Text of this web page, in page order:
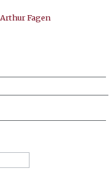
Arthur Fagen